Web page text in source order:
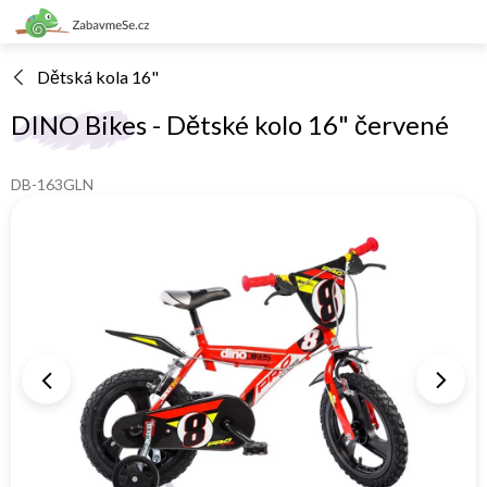
Přejít
na
Dětská kola 16"
DINO Bikes - Dětské kolo 16" červené
DB-163GLN